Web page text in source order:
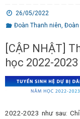
26/05/2022
Đoàn Thanh niên Đoàn
[CẬP NHẬT]
học 2022-2023
2022-2023 như sau: